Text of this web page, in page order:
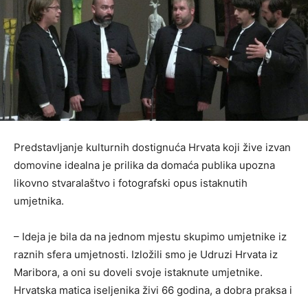
Predstavljanje kulturnih dostignuća Hrvata koji žive izvan
domovine idealna je prilika da domaća publika upozna
likovno stvaralaštvo i fotografski opus istaknutih
umjetnika.
– Ideja je bila da na jednom mjestu skupimo umjetnike iz
raznih sfera umjetnosti. Izložili smo je Udruzi Hrvata iz
Maribora, a oni su doveli svoje istaknute umjetnike.
Hrvatska matica iseljenika živi 66 godina, a dobra praksa i